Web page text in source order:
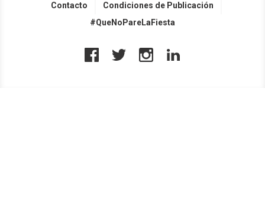
Contacto
Condiciones de Publicación
#QueNoPareLaFiesta